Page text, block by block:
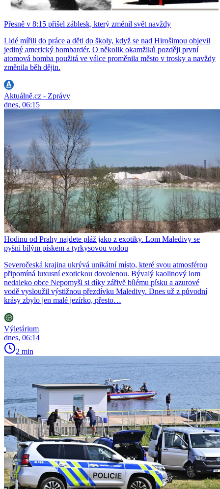
Přesně v 8:15 přišel záblesk, který změnil svět navždy
Lidé mířili do práce a děti do školy, když se nad Hirošimou objevil
jediný americký bombardér. O několik okamžiků později první
atomová bomba použitá ve válce proměnila město v trosky a navždy
změnila běh dějin.
Aktuálně.cz - Zprávy
dnes, 06:15
Hodinu od Prahy najdete pláž jako z exotiky. Lom Maledivy se
pyšní bílým pískem a tyrkysovou vodou
Severočeská krajina ukrývá unikátní místo, které svou atmosférou
připomíná luxusní exotickou dovolenou. Bývalý kaolinový lom
nedaleko obce Nepomyšl si díky zářivě bílému písku a azurové
vodě vysloužil výstižnou přezdívku Maledivy. Dnes už z původní
krásy zbylo jen malé jezírko, přesto…
Výletárium
dnes, 06:14
2 min